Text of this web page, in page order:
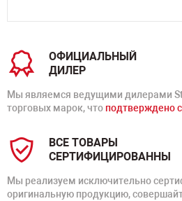
ОФИЦИАЛЬНЫЙ
ДИЛЕР
Мы являемся ведущими дилерами
торговых марок, что подтверждено
ВСЕ ТОВАРЫ
СЕРТИФИЦИРОВАННЫ
Мы реализуем исключительно
оригинальную продукцию,